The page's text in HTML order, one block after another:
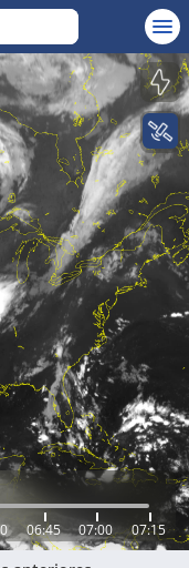
06:45 07:00 07:15